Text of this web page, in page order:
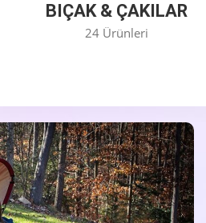
BIÇAK & ÇAKILAR
24 Ürünleri